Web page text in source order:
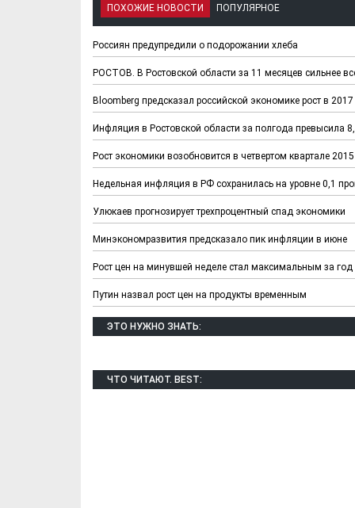
ПОХОЖИЕ НОВОСТИ ПОПУЛЯРНОЕ
Россиян предупредили о подорожании хлеба
РОСТОВ. В Ростовской области за 11 месяцев сильнее
Bloomberg предсказал российской экономике рост в 2017
Инфляция в Ростовской области за полгода превысила
Рост экономики возобновится в четвертом квартале 2015
Недельная инфляция в РФ сохранилась на уровне 0,1
Улюкаев прогнозирует трехпроцентный спад экономики
Минэкономразвития предсказало пик инфляции в июне
Рост цен на минувшей неделе стал максимальным за год
Путин назвал рост цен на продукты временным
ЭТО НУЖНО ЗНАТЬ:
ЧТО ЧИТАЮТ. BEST: